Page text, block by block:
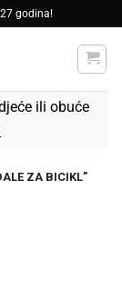
godina!
ili obuće
ZA BICIKL”